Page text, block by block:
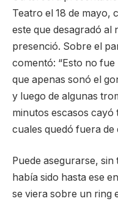
Teatro el 18 de mayo,
este que desagradó
presenció. Sobre el
comentó: “Esto no
que apenas sonó el
y luego de algunas
minutos escasos cayó
cuales quedó fuera de
Puede asegurarse,
había sido hasta ese
se viera sobre un ring